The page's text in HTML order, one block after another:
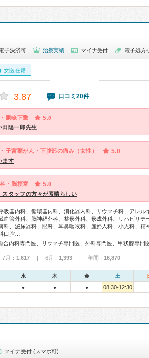
電子決済可 治療実績 マイナ受付 電子処方
女医在籍
3.87 口コミ20件
眼瞼下垂 5.0
陽一郎先生
子宮頸がん・下腹部の痛み（女性） 5.0
ます
・脳梗塞 5.0
スタッフの方々が素晴らしい
吸器内科、循環器内科、消化器内科、リウマチ科、アレル
血管外科、脳神経外科、整形外科、形成外科、リハビリテ
科、泌尿器科、眼科、耳鼻咽喉科、産婦人科、小児科、精
口腔…
月： 1,617 | 6月： 1,393 | 年間： 16,870
水 木 金 土
● ● ● 08:30-12:30
マイナ受付 (スマホ可)